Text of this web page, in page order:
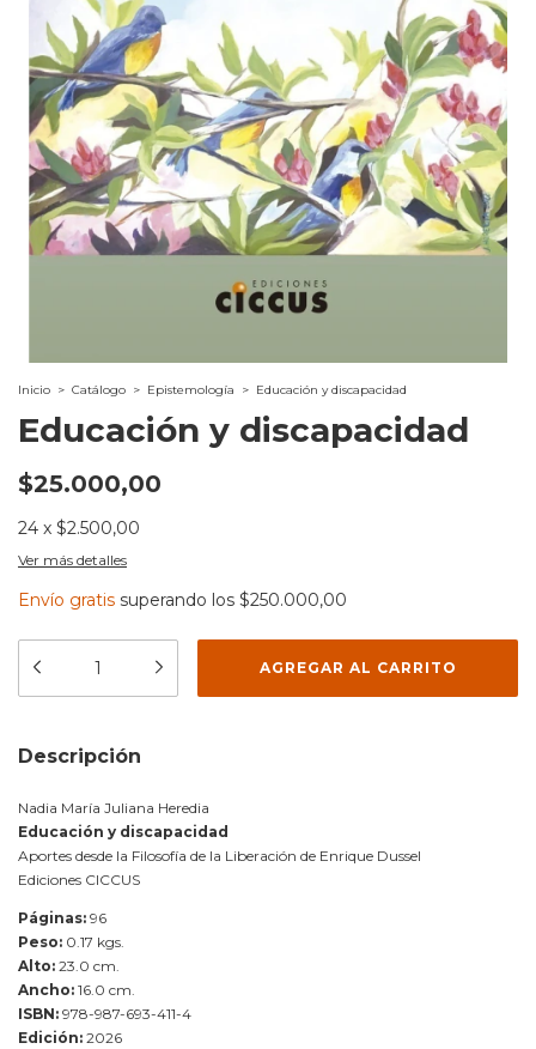
Inicio > Catálogo > Epistemología > Educación y discapacidad
Educación y discapacidad
$25.000,00
24 x $2.500,00
Ver más detalles
Envío gratis superando los $250.000,00
Descripción
Nadia María Juliana Heredia
Educación y discapacidad
Aportes desde la Filosofía de la Liberación de Enrique Dussel
Ediciones CICCUS
Páginas: 96
Peso: 0.17 kgs.
Alto: 23.0 cm.
Ancho: 16.0 cm.
ISBN: 978-987-693-411-4
Edición: 2026